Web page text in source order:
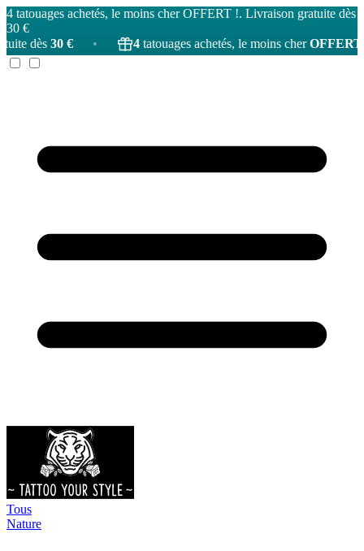
4 tatouages achetés, le moins cher OFFERT !. Livraison gratuite dès
30 €
• 4 tatouages achetés, le moins cherOFFERT! •
Tous
Nature